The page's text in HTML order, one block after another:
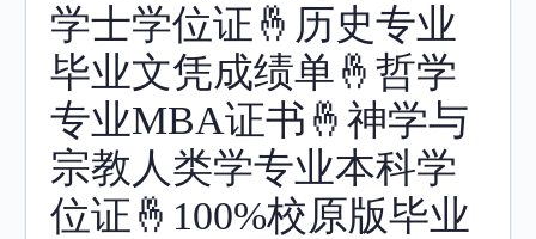
学士学位证🤞历史专业
毕业文凭成绩单🤞哲学
专业MBA证书🤞神学与
宗教人类学专业本科学
位证🤞100%校原版毕业